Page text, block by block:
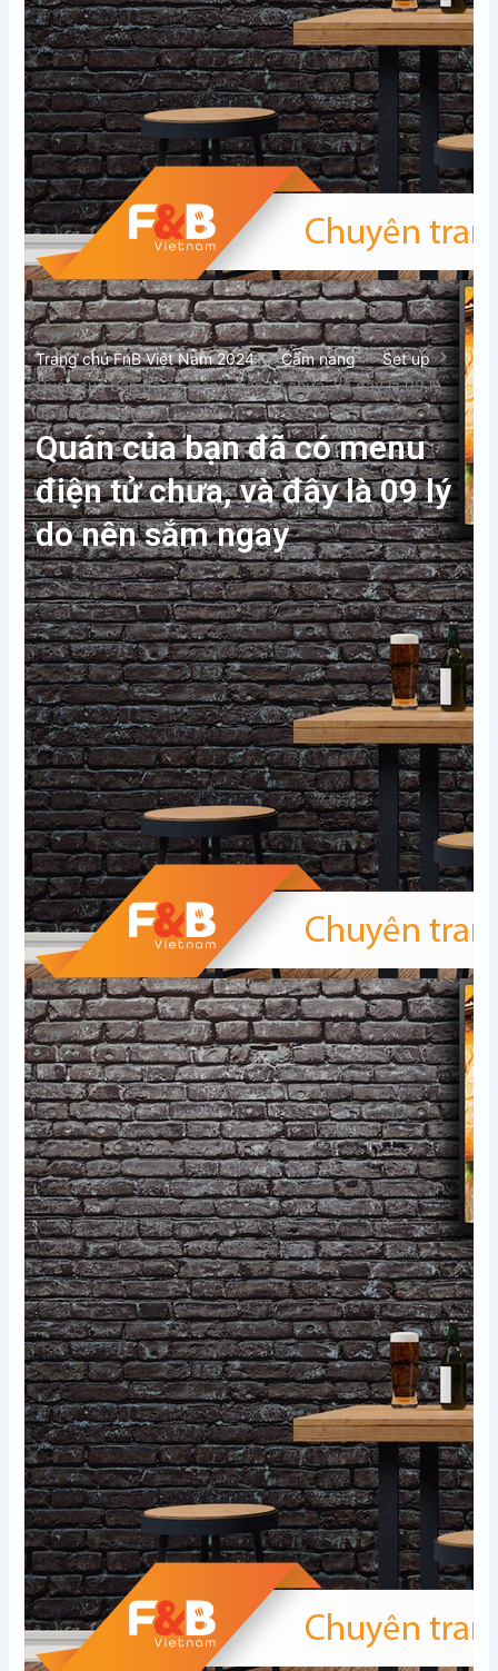
Trang chủ FnB Việt Nam 2024 Cẩm nang
Set up
Quán của bạn đã có menu điện tử chưa, và đây là 09 lý
do nên sắm ngay
Quán của bạn đã có menu
điện tử chưa, và đây là 09 lý
do nên sắm ngay